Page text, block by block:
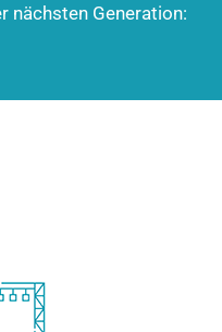
nächsten Generation: